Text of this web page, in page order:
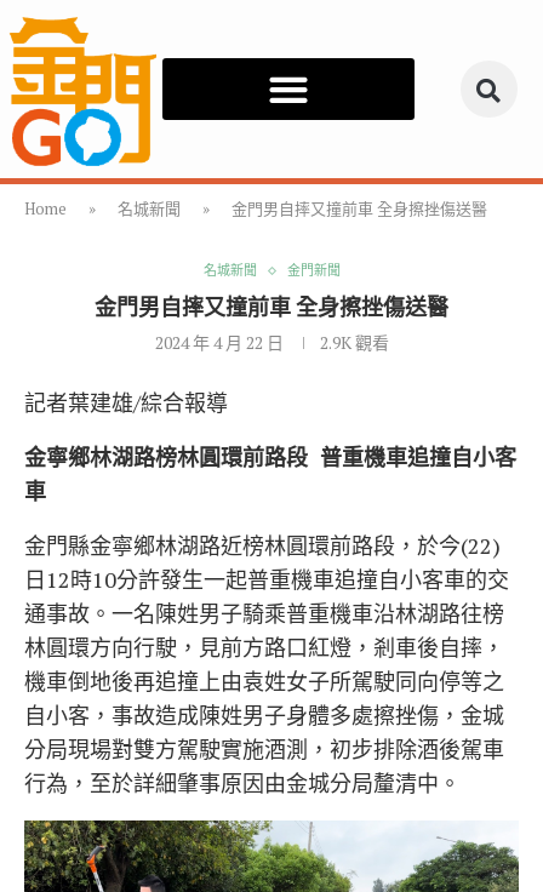
Home » 名城新聞 » 金門男自摔又撞前車 全身擦挫傷送醫
名城新聞 金門新聞
金門男自摔又撞前車 全身擦挫傷送醫
2024 年 4 月 22 日 2.9K觀看
記者葉建雄/綜合報導
金寧鄉林湖路榜林圓環前路段 普重機車追撞自小客
車
金門縣金寧鄉林湖路近榜林圓環前路段，於今(22)
日12時10分許發生一起普重機車追撞自小客車的交
通事故。一名陳姓男子騎乘普重機車沿林湖路往榜
林圓環方向行駛，見前方路口紅燈，剎車後自摔，
機車倒地後再追撞上由袁姓女子所駕駛同向停等之
自小客，事故造成陳姓男子身體多處擦挫傷，金城
分局現場對雙方駕駛實施酒測，初步排除酒後駕車
行為，至於詳細肇事原因由金城分局釐清中。